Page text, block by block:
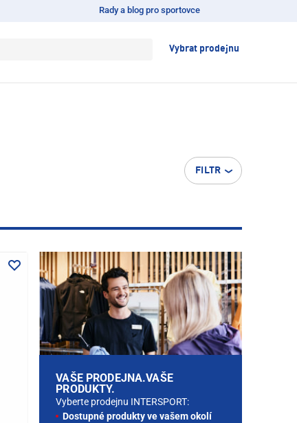
Rady a blog pro sportovce
Vybrat prodejnu
FILTR
VAŠE PRODEJNA.VAŠE
PRODUKTY.
Vyberte prodejnu INTERSPORT:
Dostupné produkty ve vašem okolí